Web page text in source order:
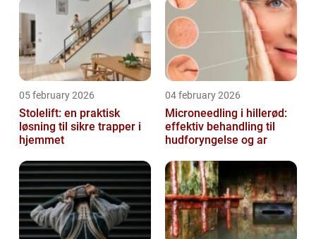
05 february 2026
Stolelift: en praktisk
løsning til sikre trapper i
hjemmet
04 february 2026
Microneedling i hillerød:
effektiv behandling til
hudforyngelse og ar